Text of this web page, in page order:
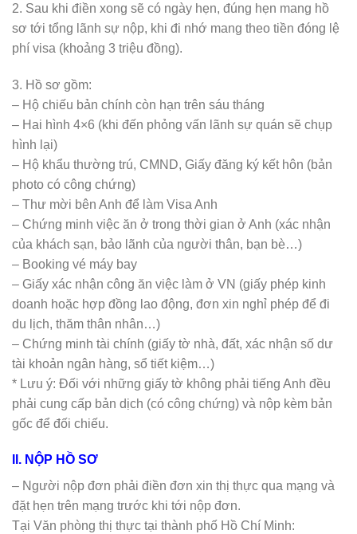
2. Sau khi điền xong sẽ có ngày hẹn, đúng hẹn mang hồ
sơ tới tổng lãnh sự nộp, khi đi nhớ mang theo tiền đóng lệ
phí visa (khoảng 3 triệu đồng).
3. Hồ sơ gồm:
– Hộ chiếu bản chính còn hạn trên sáu tháng
– Hai hình 4×6 (khi đến phỏng vấn lãnh sự quán sẽ chụp
hình lại)
– Hộ khẩu thường trú, CMND, Giấy đăng ký kết hôn (bản
photo có công chứng)
– Thư mời bên Anh để làm Visa Anh
– Chứng minh việc ăn ở trong thời gian ở Anh (xác nhận
của khách sạn, bảo lãnh của người thân, bạn bè…)
– Booking vé máy bay
– Giấy xác nhận công ăn việc làm ở VN (giấy phép kinh
doanh hoặc hợp đồng lao động, đơn xin nghỉ phép để đi
du lịch, thăm thân nhân…)
– Chứng minh tài chính (giấy tờ nhà, đất, xác nhận số dư
tài khoản ngân hàng, sổ tiết kiệm…)
* Lưu ý: Đối với những giấy tờ không phải tiếng Anh đều
phải cung cấp bản dịch (có công chứng) và nộp kèm bản
gốc để đối chiếu.
II. NỘP HỒ SƠ
– Người nộp đơn phải điền đơn xin thị thực qua mạng và
đặt hẹn trên mạng trước khi tới nộp đơn.
Tại Văn phòng thị thực tại thành phố Hồ Chí Minh: